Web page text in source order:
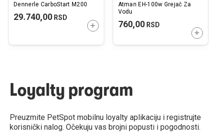
Dennerle CarboStart M200
29.740,00 RSD
DODAJTE U KORPU
Atman EH-100w Grejač Za
Vodu
760,00RSD
Loyalty program
Preuzmite PetSpot mobilnu loyalty aplikaciju i registrujte
korisnički nalog. Očekuju vas brojni popusti i pogodnosti.